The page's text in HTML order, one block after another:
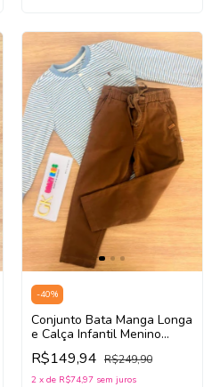
-40%
Conjunto Bata Manga Longa
e Calça Infantil Menino
Onda Marinha 1261127
(Azul/Marrom)
R$149,94 R$249,90
2 x de R$74,97 sem juros